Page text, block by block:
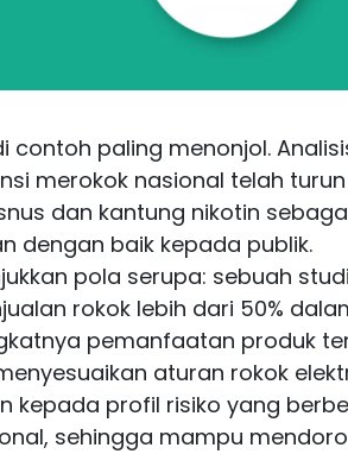
contoh paling menonjol.
merokok nasional telah
dan kantung nikotin
dengan baik kepada publik.
pola serupa: sebuah
rokok lebih dari 50%
pemanfaatan produk
aturan rokok
kepada profil risiko yang
sehingga mampu